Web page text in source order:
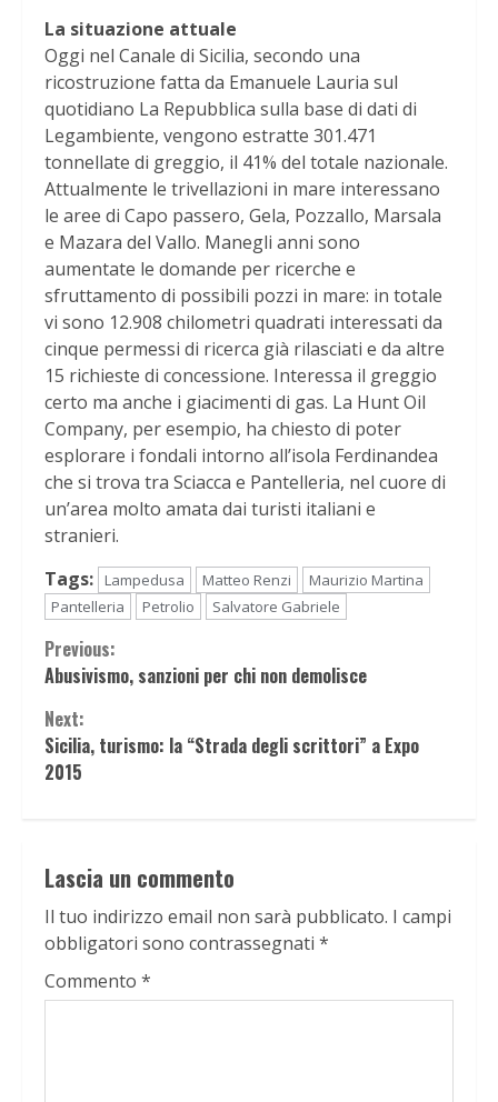
La situazione attuale
Oggi nel Canale di Sicilia, secondo una
ricostruzione fatta da Emanuele Lauria sul
quotidiano La Repubblica sulla base di dati di
Legambiente, vengono estratte 301.471
tonnellate di greggio, il 41% del totale nazionale.
Attualmente le trivellazioni in mare interessano
le aree di Capo passero, Gela, Pozzallo, Marsala
e Mazara del Vallo. Manegli anni sono
aumentate le domande per ricerche e
sfruttamento di possibili pozzi in mare: in totale
vi sono 12.908 chilometri quadrati interessati da
cinque permessi di ricerca già rilasciati e da altre
15 richieste di concessione. Interessa il greggio
certo ma anche i giacimenti di gas. La Hunt Oil
Company, per esempio, ha chiesto di poter
esplorare i fondali intorno all’isola Ferdinandea
che si trova tra Sciacca e Pantelleria, nel cuore di
un’area molto amata dai turisti italiani e
stranieri.
Tags:
Lampedusa Matteo Renzi
Maurizio Martina
Pantelleria
Petrolio Salvatore Gabriele
Continue
Reading
Previous:
Abusivismo, sanzioni per chi non demolisce
Next:
Sicilia, turismo: la “Strada degli scrittori” a Expo
2015
Lascia un commento
Il tuo indirizzo email non sarà pubblicato. I campi
obbligatori sono contrassegnati *
Commento *